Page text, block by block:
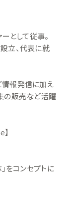
として従事。
立、代表に就
報発信に加え
の販売など活躍
をコンセプトに